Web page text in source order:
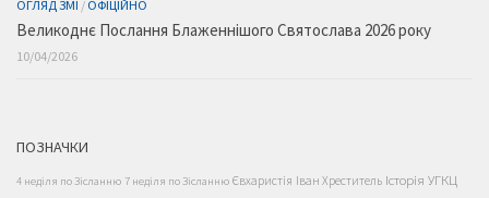
ОГЛЯД ЗМІ / ОФІЦІЙНО
Великоднє Послання Блаженнішого Святослава 2026 року
10/04/2026
ПОЗНАЧКИ
4 неділя по Зісланню 7 неділя по Зісланню Євхаристія Іван Хреститель Історія УГКЦ